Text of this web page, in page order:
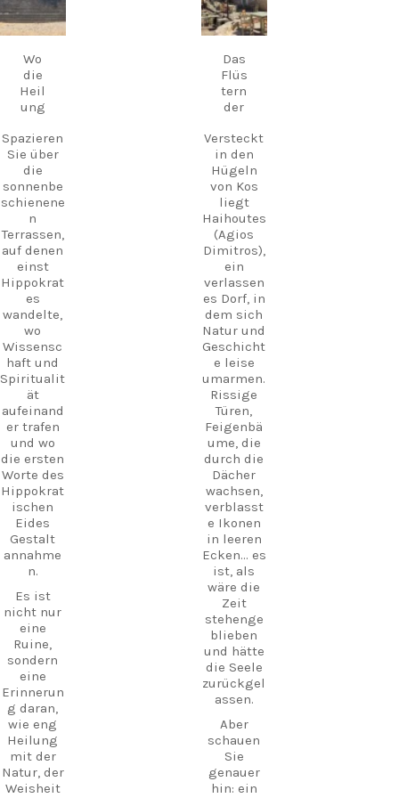
Leben
erwacht,
wo man
inmitten
historisch
er Kulisse
hausgem
achte
regionale
Gerichte
genießen
kann.
An
vielen
Abenden
liegt
griechisc
he Live-
Musik in
der Luft
und
schafft
eine
magische
Atmosphä
re, wie
man sie
sonst
nirgendw
o auf Kos
findet.
Schlender
n Sie
durch die
Ruinen,
besuchen
Sie das
kleine
Museum
und
erleben
Sie
authentis
che
Inselgastf
reundsch
aft an
einem Ort,
an dem
ps,
atembera
Orte und
unverges
sliche
Erlebniss
Kos.
Entdecke
n Sie Kos.
Erleben
Sie mehr.
Schaffen
Sie
Erinnerun
gen.
Folge
uns und
plane
noch
heute
dein
nächstes
Abenteuer
!
#Kos
#VisitKos
#KosIslan
d
#GreekIsl
ands
#TravelGr
eece
Entdecke
Kos
Verborgen
eSchätze
Strandleb
en
Insellebe
Reiseführ
er
UrlaubInG
riechenla
nd
18.
September
Wo
die
Heil
ung
Spazieren
Sie über
die
sonnenbe
schienene
n
Terrassen,
auf denen
einst
Hippokrat
es
wandelte,
wo
Wissensc
haft und
Spiritualit
ät
aufeinand
er trafen
und wo
die ersten
Worte des
Hippokrat
ischen
Eides
Gestalt
annahme
n.
Es ist
nicht nur
eine
Ruine,
sondern
eine
Erinnerun
g daran,
wie eng
Heilung
mit der
Natur, der
Weisheit
17.
September
Das
Flüs
tern
der
Versteckt
in den
Hügeln
von Kos
liegt
Haihoutes
(Agios
Dimitros),
ein
verlassen
es Dorf, in
dem sich
Natur und
Geschicht
e leise
umarmen.
Rissige
Türen,
Feigenbä
ume, die
durch die
Dächer
wachsen,
verblasst
e Ikonen
in leeren
Ecken... es
ist, als
wäre die
Zeit
stehenge
blieben
und hätte
die Seele
zurückgel
assen.
Aber
schauen
Sie
genauer
hin: ein